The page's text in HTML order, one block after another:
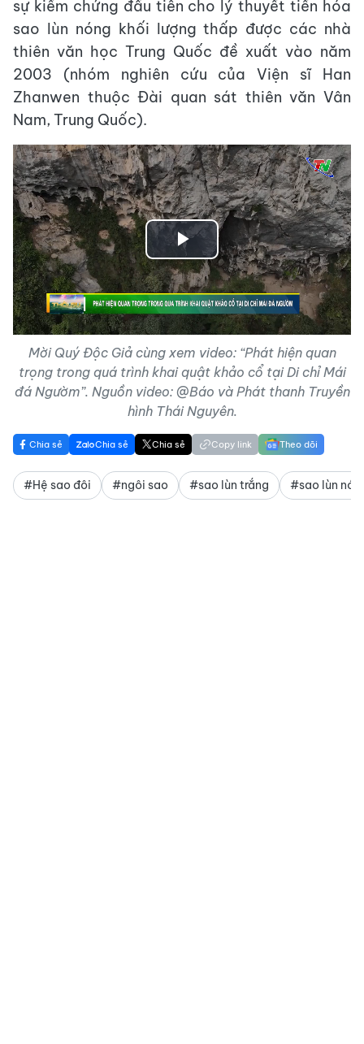
sự kiểm chứng đầu tiên cho lý thuyết tiến hóa
sao lùn nóng khối lượng thấp được các nhà
thiên văn học Trung Quốc đề xuất vào năm
2003 (nhóm nghiên cứu của Viện sĩ Han
Zhanwen thuộc Đài quan sát thiên văn Vân
Nam, Trung Quốc).
Play
Video
Mời Quý Độc Giả cùng xem video: “Phát hiện quan
trọng trong quá trình khai quật khảo cổ tại Di chỉ Mái
đá Ngườm”. Nguồn video: @Báo và Phát thanh Truyền
hình Thái Nguyên.
Chia sẻ Chia sẻ Chia sẻ Copy link Theo dõi
#Hệ sao đôi #ngôi sao #sao lùn trắng #sao lùn